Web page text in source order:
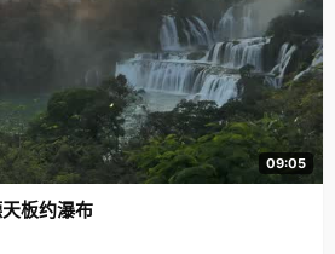
09:05
板约瀑布